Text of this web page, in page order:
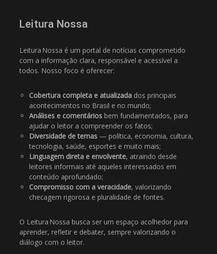
Leitura Nossa
Leitura Nossa é um portal de notícias comprometido
com a informação clara, responsável e acessível a
todos. Nosso foco é oferecer:
Cobertura completa e atualizada dos principais
acontecimentos no Brasil e no mundo;
Análises e comentários bem fundamentados, para
ajudar o leitor a compreender os fatos;
Diversidade de temas — política, economia, cultura,
tecnologia, saúde, esportes e muito mais;
Linguagem direta e envolvente, atraindo desde
leitores informais até aqueles interessados em
conteúdo aprofundado;
Compromisso com a veracidade, valorizando
checagem rigorosa e pluralidade de fontes.
O Leitura Nossa busca ser um espaço acolhedor para
aprender, refletir e debater, sempre valorizando o
diálogo com o leitor.